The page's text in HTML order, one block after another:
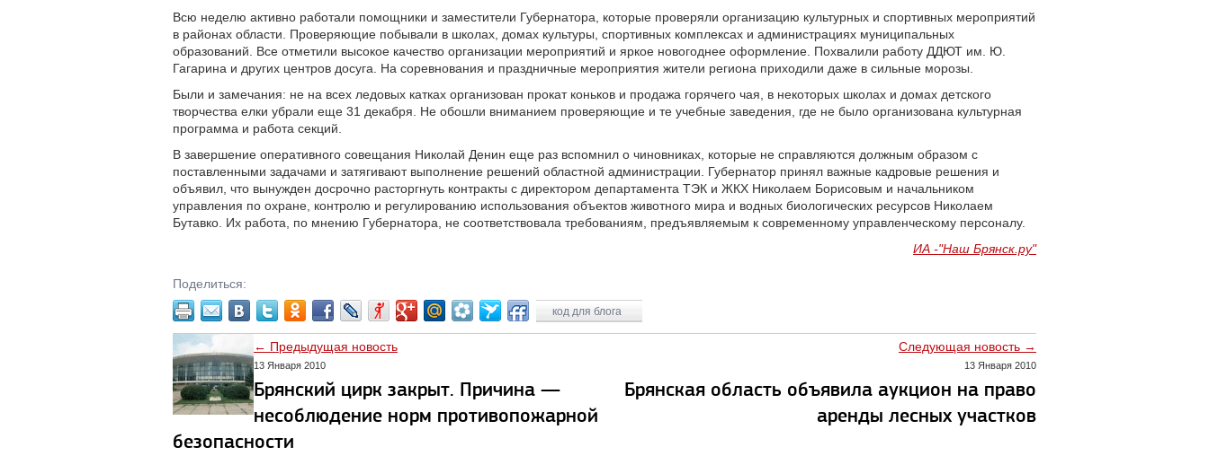
Всю неделю активно работали помощники и заместители Губернатора, которые проверяли организацию культурных и спортивных мероприятий
в районах области. Проверяющие побывали в школах, домах культуры, спортивных комплексах и администрациях муниципальных
образований. Все отметили высокое качество организации мероприятий и яркое новогоднее оформление. Похвалили работу ДДЮТ им. Ю.
Гагарина и других центров досуга. На соревнования и праздничные мероприятия жители региона приходили даже в сильные морозы.
Были и замечания: не на всех ледовых катках организован прокат коньков и продажа горячего чая, в некоторых школах и домах детского
творчества елки убрали еще 31 декабря. Не обошли вниманием проверяющие и те учебные заведения, где не было организована культурная
программа и работа секций.
В завершение оперативного совещания Николай Денин еще раз вспомнил о чиновниках, которые не справляются должным образом с
поставленными задачами и затягивают выполнение решений областной администрации. Губернатор принял важные кадровые решения и
объявил, что вынужден досрочно расторгнуть контракты с директором департамента ТЭК и ЖКХ Николаем Борисовым и начальником
управления по охране, контролю и регулированию использования объектов животного мира и водных биологических ресурсов Николаем
Бутавко. Их работа, по мнению Губернатора, не соответствовала требованиям, предъявляемым к современному управленческому персоналу.
ИА -"Наш Брянск.ру"
Поделиться:
код для блога
← Предыдущая новость
13 Января 2010
Брянский цирк закрыт. Причина —
несоблюдение норм противопожарной
безопасности
Следующая новость →
13 Января 2010
Брянская область объявила аукцион на право
аренды лесных участков